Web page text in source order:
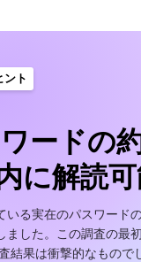
ント
ードの
に解読
いる実在のパスワード
ました。この調査の最
結果は衝撃的なもので